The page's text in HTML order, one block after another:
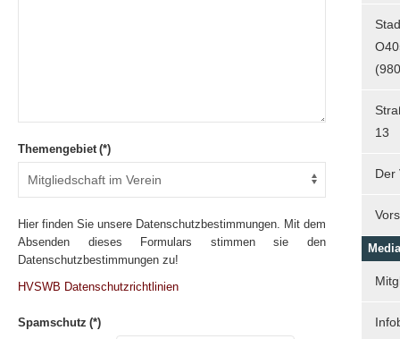
Themengebiet (*)
Hier finden Sie unsere Datenschutzbestimmungen. Mit dem
Absenden dieses Formulars stimmen sie den
Datenschutzbestimmungen zu!
HVSWB Datenschutzrichtlinien
Spamschutz (*)
13
Der